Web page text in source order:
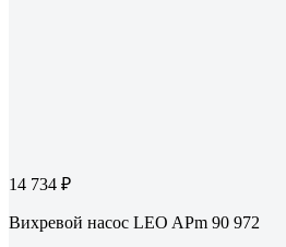
14 734 ₽
Вихревой насос LEO APm 90 972